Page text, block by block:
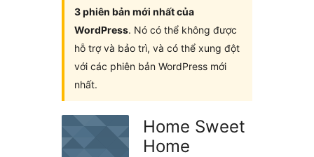
3 phiên bản mới nhất của
WordPress. Nó có thể không được
hỗ trợ và bảo trì, và có thể xung đột
với các phiên bản WordPress mới
nhất.
Home Sweet
Home